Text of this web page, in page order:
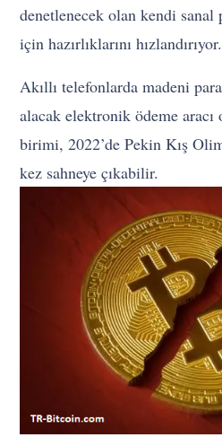
denetlenecek olan kendi
için hazırlıklarını hızlandırıyor.
Akıllı telefonlarda madeni
alacak elektronik ödeme
birimi, 2022’de Pekin Kış
kez sahneye çıkabilir.